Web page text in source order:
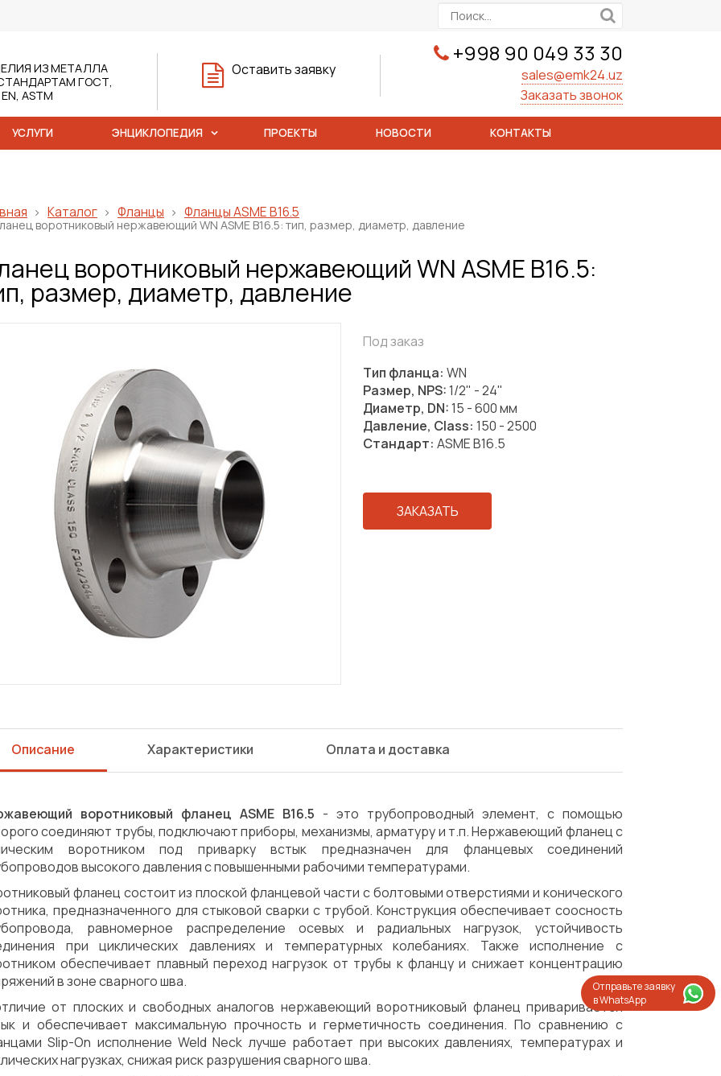
Отправьте заявку
в WhatsApp
+998 90 049 33 30
sales@emk24.uz
Заказать звонок
Оставить заявку
ИЗ МЕТАЛЛА
ГОСТ,
ASTM
УСЛУГИ ЭНЦИКЛОПЕДИЯ ПРОЕКТЫ НОВОСТИ КОНТАКТЫ
Сварка Механическая обработка Испытания/Сертификация
Каталог Фланцы Фланцы ASME B16.5
воротниковый нержавеющий WN ASME B16.5: тип, размер, диаметр, давление
воротниковый нержавеющий WN ASME B16.5:
размер, диаметр, давление
Под заказ
Тип фланца: WN
Размер, NPS:1/2" - 24"
Диаметр, DN:15 - 600 мм
Давление, Class: 150 - 2500
Стандарт: ASME B16.5
ЗАКАЗАТЬ
Описание Характеристики Оплата и доставка
воротниковый фланец ASME B16.5 - это трубопроводный элемент, с помощью
соединяют трубы, подключают приборы, механизмы, арматуру и т.п. Нержавеющий фланец с
воротником под приварку встык предназначен для фланцевых соединений
высокого давления с повышенными рабочими температурами.
фланец состоит из плоской фланцевой части с болтовыми отверстиями и конического
предназначенного для стыковой сварки с трубой. Конструкция обеспечивает соосность
равномерное распределение осевых и радиальных нагрузок, устойчивость
при циклических давлениях и температурных колебаниях. Также исполнение с
обеспечивает плавный переход нагрузок от трубы к фланцу и снижает концентрацию
в зоне сварного шва.
от плоских и свободных аналогов нержавеющий воротниковый фланец приваривается
и обеспечивает максимальную прочность и герметичность соединения. По сравнению с
Slip-On исполнение Weld Neck лучше работает при высоких давлениях, температурах и
нагрузках, снижая риск разрушения сварного шва.